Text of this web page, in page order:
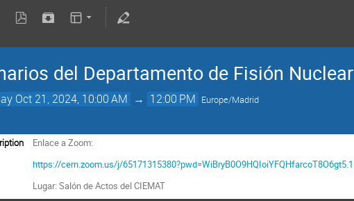
del Departamento de Fisión Nuclear
Oct 21, 2024, 10:00 AM → 12:00 PM Europe/Madrid
Enlace a Zoom:
https://cern.zoom.us/j/65171315380?pwd=WiBryB0O9HQIoiYFQHfarcoT8O6gt5.1
Lugar: Salón de Actos del CIEMAT